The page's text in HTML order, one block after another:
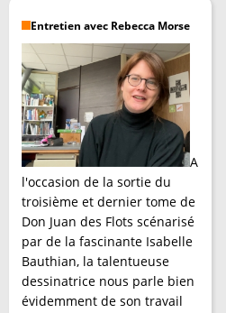
Entretien avec Rebecca Morse
A
l'occasion de la sortie du
troisième et dernier tome de
Don Juan des Flots scénarisé
par de la fascinante Isabelle
Bauthian, la talentueuse
dessinatrice nous parle bien
évidemment de son travail